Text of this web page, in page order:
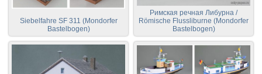
Siebelfahre SF 311 (Mondorfer
Bastelbogen)
Римская речная Либурна /
Römische Flussliburne (Mondorfer
Bastelbogen)